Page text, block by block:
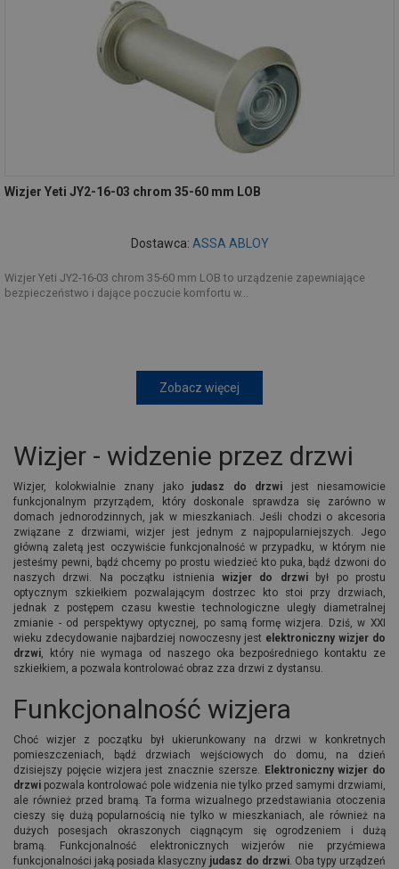
Wizjer Yeti JY2-16-03 chrom 35-60 mm LOB
Dostawca: ASSA ABLOY
Wizjer Yeti JY2-16-03 chrom 35-60 mm LOB to urządzenie zapewniające
bezpieczeństwo i dające poczucie komfortu w...
Zobacz więcej
Wizjer - widzenie przez drzwi
Wizjer, kolokwialnie znany jako judasz do drzwi jest niesamowicie
funkcjonalnym przyrządem, który doskonale sprawdza się zarówno w
domach jednorodzinnych, jak w mieszkaniach. Jeśli chodzi o akcesoria
związane z drzwiami, wizjer jest jednym z najpopularniejszych. Jego
główną zaletą jest oczywiście funkcjonalność w przypadku, w którym nie
jesteśmy pewni, bądź chcemy po prostu wiedzieć kto puka, bądź dzwoni do
naszych drzwi. Na początku istnienia wizjer do drzwibył po prostu
optycznym szkiełkiem pozwalającym dostrzec kto stoi przy drzwiach,
jednak z postępem czasu kwestie technologiczne uległy diametralnej
zmianie - od perspektywy optycznej, po samą formę wizjera. Dziś, w XXI
wieku zdecydowanie najbardziej nowoczesny jest elektroniczny wizjer do
drzwi, który nie wymaga od naszego oka bezpośredniego kontaktu ze
szkiełkiem, a pozwala kontrolować obraz zza drzwi z dystansu.
Funkcjonalność wizjera
Choć wizjer z początku był ukierunkowany na drzwi w konkretnych
pomieszczeniach, bądź drzwiach wejściowych do domu, na dzień
dzisiejszy pojęcie wizjera jest znacznie szersze. Elektroniczny wizjer do
drzwi pozwala kontrolować pole widzenia nie tylko przed samymi drzwiami,
ale również przed bramą. Ta forma wizualnego przedstawiania otoczenia
cieszy się dużą popularnością nie tylko w mieszkaniach, ale również na
dużych posesjach okraszonych ciągnącym się ogrodzeniem i dużą
bramą. Funkcjonalność elektronicznych wizjerów nie przyćmiewa
funkcjonalności jaką posiada klasyczny judasz do drzwi. Oba typy urządzeń